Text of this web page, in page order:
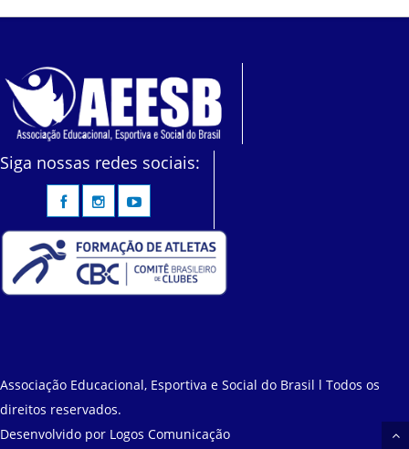
Siga nossas redes sociais:
Associação Educacional, Esportiva e Social do Brasil l Todos os
direitos reservados.
Desenvolvido por Logos Comunicação